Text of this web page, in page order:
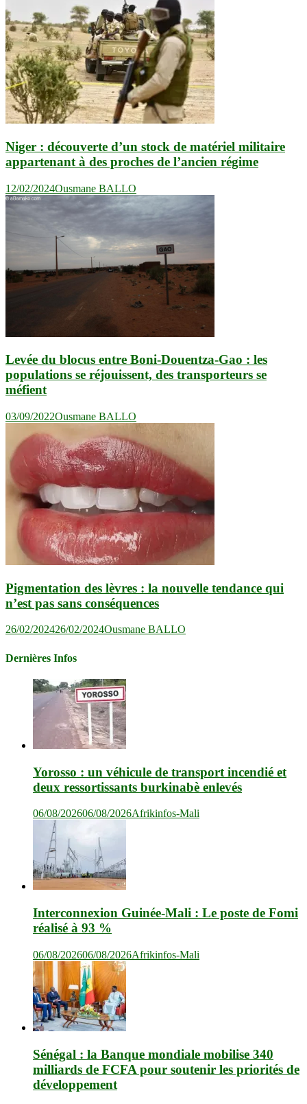
Niger : découverte d’un stock de matériel militaire
appartenant à des proches de l’ancien régime
12/02/2024Ousmane BALLO
Levée du blocus entre Boni-Douentza-Gao : les
populations se réjouissent, des transporteurs se
méfient
03/09/2022Ousmane BALLO
Pigmentation des lèvres : la nouvelle tendance qui
n’est pas sans conséquences
26/02/202426/02/2024Ousmane BALLO
Dernières Infos
Yorosso : un véhicule de transport incendié et
deux ressortissants burkinabè enlevés
06/08/202606/08/2026Afrikinfos-Mali
Interconnexion Guinée-Mali : Le poste de Fomi
réalisé à 93 %
06/08/202606/08/2026Afrikinfos-Mali
Sénégal : la Banque mondiale mobilise 340
milliards de FCFA pour soutenir les priorités de
développement